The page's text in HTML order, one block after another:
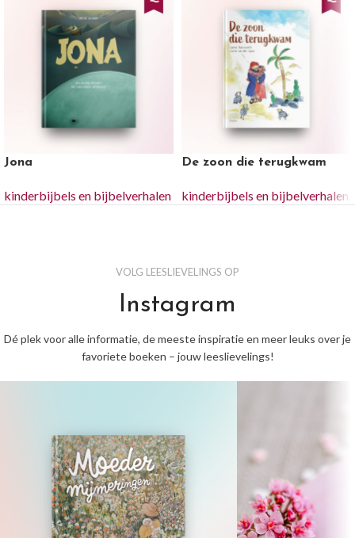
Jona
kinderbijbels en bijbelverhalen
De zoon die terugkwam
kinderbijbels en bijbelverhalen
VOLG LEESLIEVELINGS OP
Instagram
Dé plek voor alle informatie, de meeste inspiratie en meer leuks over je
favoriete boeken – jouw leeslievelings!